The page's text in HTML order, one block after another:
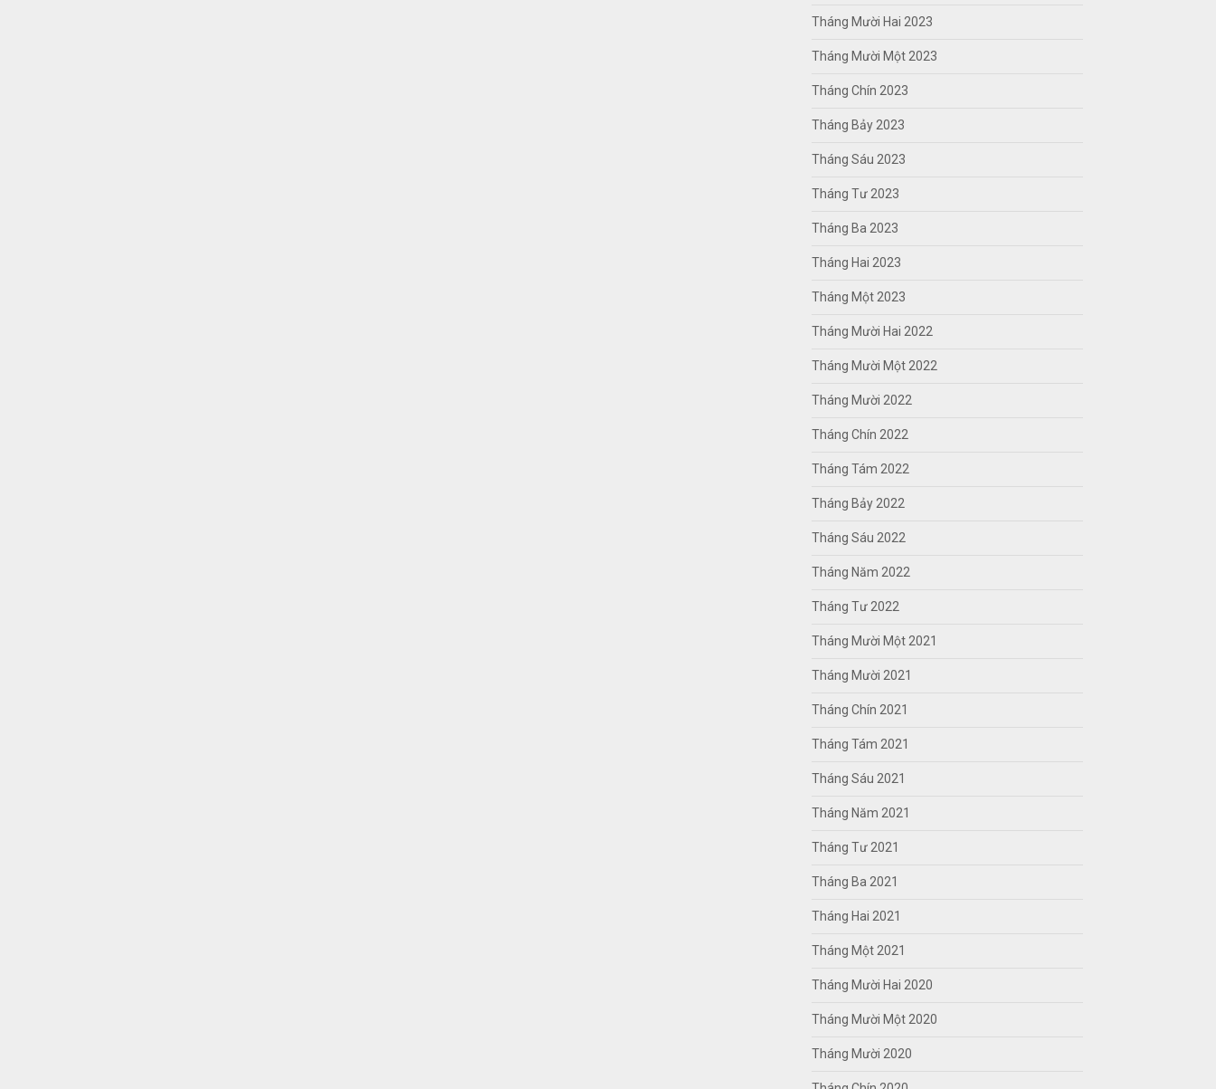
Tháng Mười Hai 2023
Tháng Mười Một 2023
Tháng Chín 2023
Tháng Bảy 2023
Tháng Sáu 2023
Tháng Tư 2023
Tháng Ba 2023
Tháng Hai 2023
Tháng Một 2023
Tháng Mười Hai 2022
Tháng Mười Một 2022
Tháng Mười 2022
Tháng Chín 2022
Tháng Tám 2022
Tháng Bảy 2022
Tháng Sáu 2022
Tháng Năm 2022
Tháng Tư 2022
Tháng Mười Một 2021
Tháng Mười 2021
Tháng Chín 2021
Tháng Tám 2021
Tháng Sáu 2021
Tháng Năm 2021
Tháng Tư 2021
Tháng Ba 2021
Tháng Hai 2021
Tháng Một 2021
Tháng Mười Hai 2020
Tháng Mười Một 2020
Tháng Mười 2020